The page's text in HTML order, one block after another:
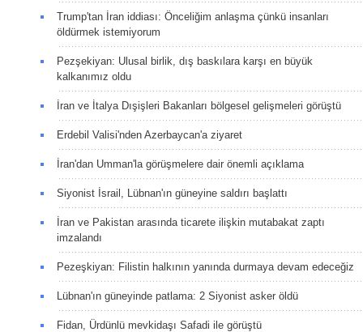
Trump'tan İran iddiası: Önceliğim anlaşma çünkü insanları
öldürmek istemiyorum
Pezşekiyan: Ulusal birlik, dış baskılara karşı en büyük
kalkanımız oldu
İran ve İtalya Dışişleri Bakanları bölgesel gelişmeleri görüştü
Erdebil Valisi'nden Azerbaycan'a ziyaret
İran'dan Umman'la görüşmelere dair önemli açıklama
Siyonist İsrail, Lübnan'ın güneyine saldırı başlattı
İran ve Pakistan arasında ticarete ilişkin mutabakat zaptı
imzalandı
Pezeşkiyan: Filistin halkının yanında durmaya devam edeceğiz
Lübnan'ın güneyinde patlama: 2 Siyonist asker öldü
Fidan, Ürdünlü mevkidaşı Safadi ile görüştü